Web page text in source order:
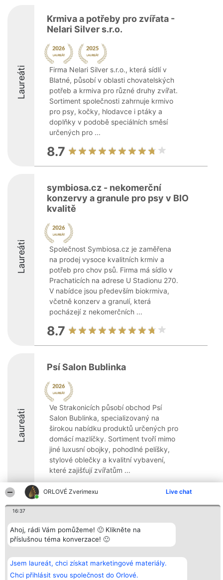
ORLOVÉ Zverimexu Live chat
16:37
Ahoj, rádi Vám pomůžeme! 🙂 Klikněte na
příslušnou téma konverzace! 🙂
Jsem laureát, chci získat marketingové materiály.
Chci přihlásit svou společnost do Orlové.
Laureáti
Krmiva a potřeby pro zvířata -
Nelari Silver s.r.o.
Firma Nelari Silver s.r.o., která sídlí v
Blatné, působí v oblasti chovatelských
potřeb a krmiva pro různé druhy zvířat.
Sortiment společnosti zahrnuje krmivo
pro psy, kočky, hlodavce i ptáky a
doplňky v podobě speciálních směsí
určených pro ...
8.7
Laureáti
symbiosa.cz - nekomerční
konzervy a granule pro psy v BIO
kvalitě
Společnost Symbiosa.cz je zaměřena
na prodej vysoce kvalitních krmiv a
potřeb pro chov psů. Firma má sídlo v
Prachaticích na adrese U Stadionu 270.
V nabídce jsou především biokrmiva,
včetně konzerv a granulí, která
pocházejí z nekomerčních ...
8.7
Laureáti
Psí Salon Bublinka
Ve Strakonicích působí obchod Psí
Salon Bublinka, specializovaný na
širokou nabídku produktů určených pro
domácí mazlíčky. Sortiment tvoří mimo
jiné luxusní obojky, pohodlné pelíšky,
stylové oblečky a kvalitní vybavení,
které zajišťují zvířatům ...
8.6
Organizátor hlasování
Bright Side Solutions sp. z o.
o. sp. k.
ul. Ruska 22
KRS 0000749100 | Regon
381313360 | NIP 8943132676
Plebiscyt
Vítězové
Seznam všech
laureátů
Pravidla
ochrany
Kontakt